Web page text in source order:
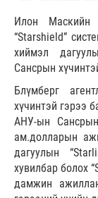
Илон Маскийн
“Starshield”
хиймэл
Сансрын
Блүмберг
хүчинтэй гэрээ
АНУ-ын
ам.долларын
дагуулын
хувилбар болох
дамжин